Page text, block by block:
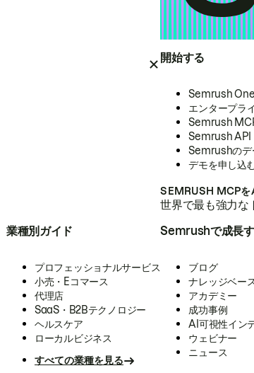
開始する
Semrush One
エンタープラ
Semrush
Semrush API
Semrushのデ
デモを申し込
SEMRUSH MCPを
世界で最も強力な
業種別ガイド
プロフェッショナルサービス
小売・Eコマース
代理店
SaaS・B2Bテクノロジー
ヘルスケア
ローカルビジネス
すべての業種を見る
Semrushで成長
ブログ
ナレッジベー
アカデミー
成功事例
AI可視性イン
ウェビナー
ニュース